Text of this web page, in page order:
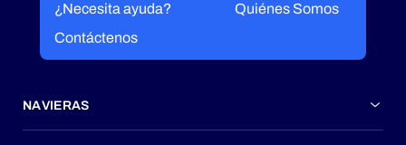
¿Necesita ayuda?
Quiénes Somos
Contáctenos
NAVIERAS